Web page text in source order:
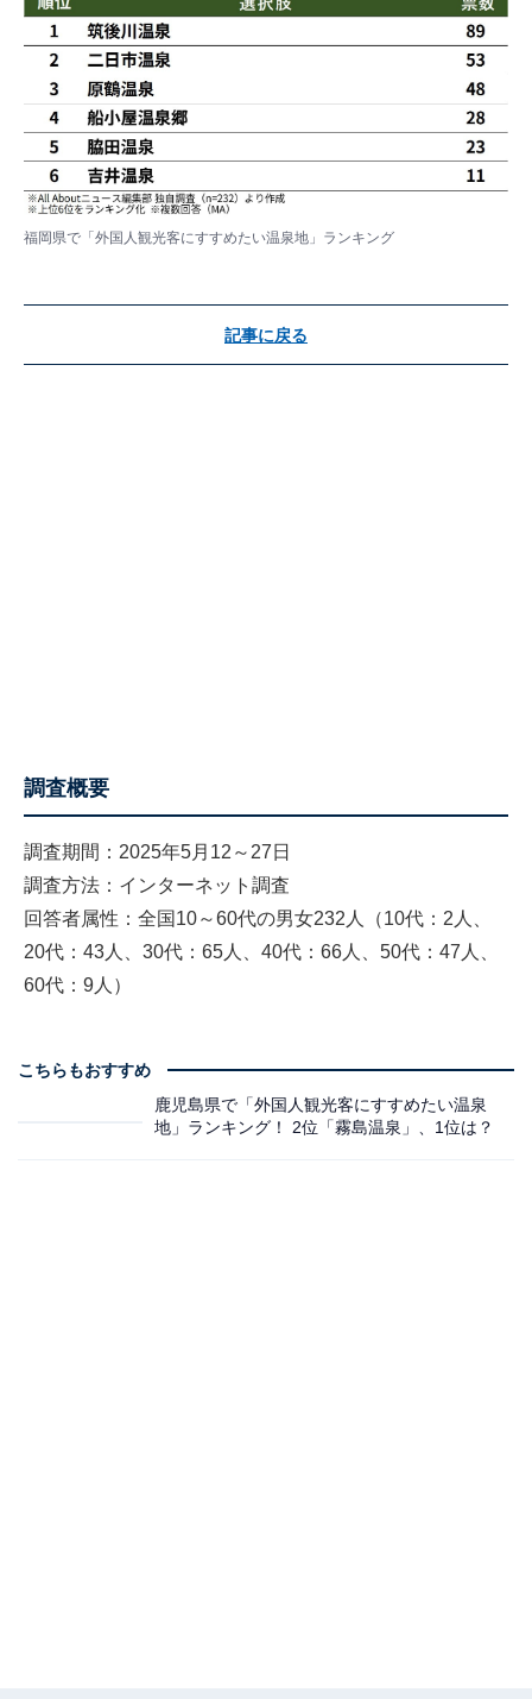
福岡県で「外国人観光客にすすめたい温泉地」ランキング
記事に戻る
調査概要
調査期間：2025年5月12～27日
調査方法：インターネット調査
回答者属性：全国10～60代の男女232人（10代：2人、
20代：43人、30代：65人、40代：66人、50代：47人、
60代：9人）
こちらもおすすめ
鹿児島県で「外国人観光客にすすめたい温泉
地」ランキング！ 2位「霧島温泉」、1位は？